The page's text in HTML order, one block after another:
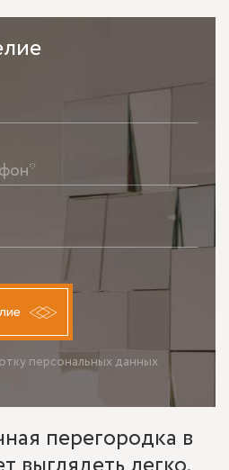
персональных данных
НЕ ПРИНИМАЮ
перегородка в